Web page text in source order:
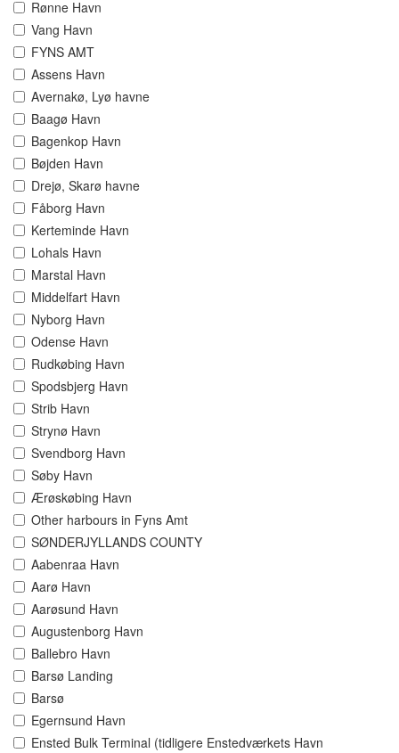
Rønne Havn
Vang Havn
FYNS AMT
Assens Havn
Avernakø, Lyø havne
Baagø Havn
Bagenkop Havn
Bøjden Havn
Drejø, Skarø havne
Fåborg Havn
Kerteminde Havn
Lohals Havn
Marstal Havn
Middelfart Havn
Nyborg Havn
Odense Havn
Rudkøbing Havn
Spodsbjerg Havn
Strib Havn
Strynø Havn
Svendborg Havn
Søby Havn
Ærøskøbing Havn
Other harbours in Fyns Amt
SØNDERJYLLANDS COUNTY
Aabenraa Havn
Aarø Havn
Aarøsund Havn
Augustenborg Havn
Ballebro Havn
Barsø Landing
Barsø
Egernsund Havn
Ensted Bulk Terminal (tidligere Enstedværkets Havn